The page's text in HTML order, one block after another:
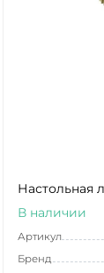
Настольная
В наличии
Артикул
Бренд